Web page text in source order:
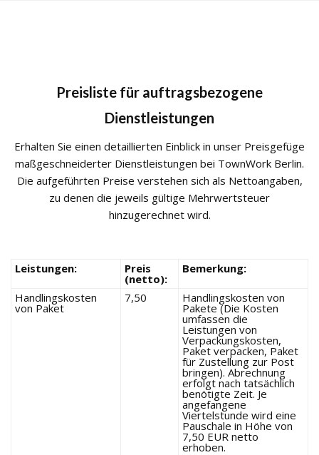
Preisliste für auftragsbezogene
Dienstleistungen
Erhalten Sie einen detaillierten Einblick in unser Preisgefüge
maßgeschneiderter Dienstleistungen bei TownWork Berlin.
Die aufgeführten Preise verstehen sich als Nettoangaben,
zu denen die jeweils gültige Mehrwertsteuer
hinzugerechnet wird.
Leistungen: Preis
(netto):
Bemerkung:
Handlingskosten
von Paket
7,50 Handlingskosten von
Pakete (Die Kosten
umfassen die
Leistungen von
Verpackungskosten,
Paket verpacken, Paket
für Zustellung zur Post
bringen). Abrechnung
erfolgt nach tatsächlich
benötigte Zeit. Je
angefangene
Viertelstunde wird eine
Pauschale in Höhe von
7,50 EUR netto
erhoben.